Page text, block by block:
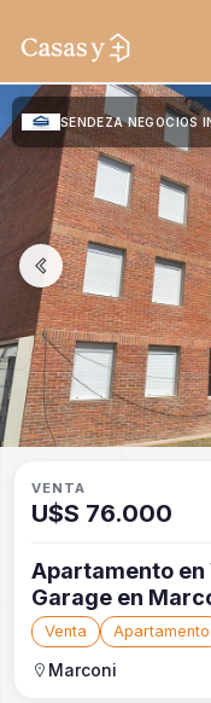
SENDEZA NEGOCIOS
VENTA
U$S 76.000
Apartamento
Garage en
Venta Apartamento
Marconi